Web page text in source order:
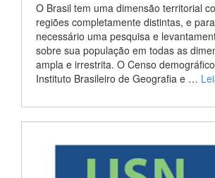
O Brasil tem uma dimensão territorial
regiões completamente distintas, e
necessário uma pesquisa e
sobre sua população em todas as
ampla e irrestrita. O Censo
Instituto Brasileiro de Geografia e …